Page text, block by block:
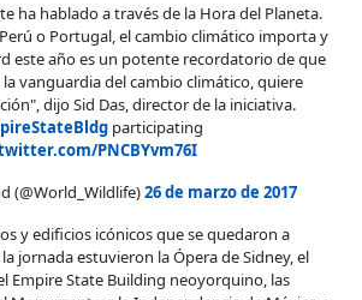
ha hablado a través de la Hora del Planeta.
o Portugal, el cambio climático importa y
este año es un potente recordatorio de que
vanguardia del cambio climático, quiere
dijo Sid Das, director de la iniciativa.
participating
PNCBYvm76I
(@World_Wildlife)26 de marzo de 2017
y edificios icónicos que se quedaron a
jornada estuvieron la Ópera de Sidney, el
Empire State Building neoyorquino, las